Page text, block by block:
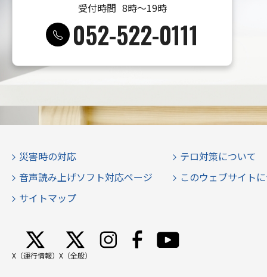
受付時間 8時〜19時
052-522-0111
災害時の対応
テロ対策について
音声読み上げソフト対応ページ
このウェブサイト
サイトマップ
X（運行情報） X（全般）